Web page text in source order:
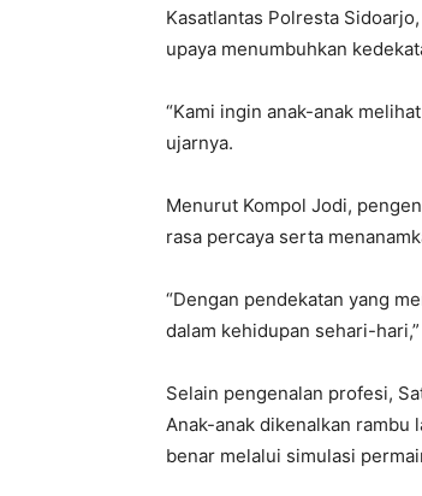
Kasatlantas Polresta
upaya menumbuhkan
“Kami ingin anak-anak
ujarnya.
Menurut Kompol Jodi,
rasa percaya serta
“Dengan pendekatan yang
dalam kehidupan sehari-
Selain pengenalan profesi,
Anak-anak dikenalkan rambu
benar melalui simulasi